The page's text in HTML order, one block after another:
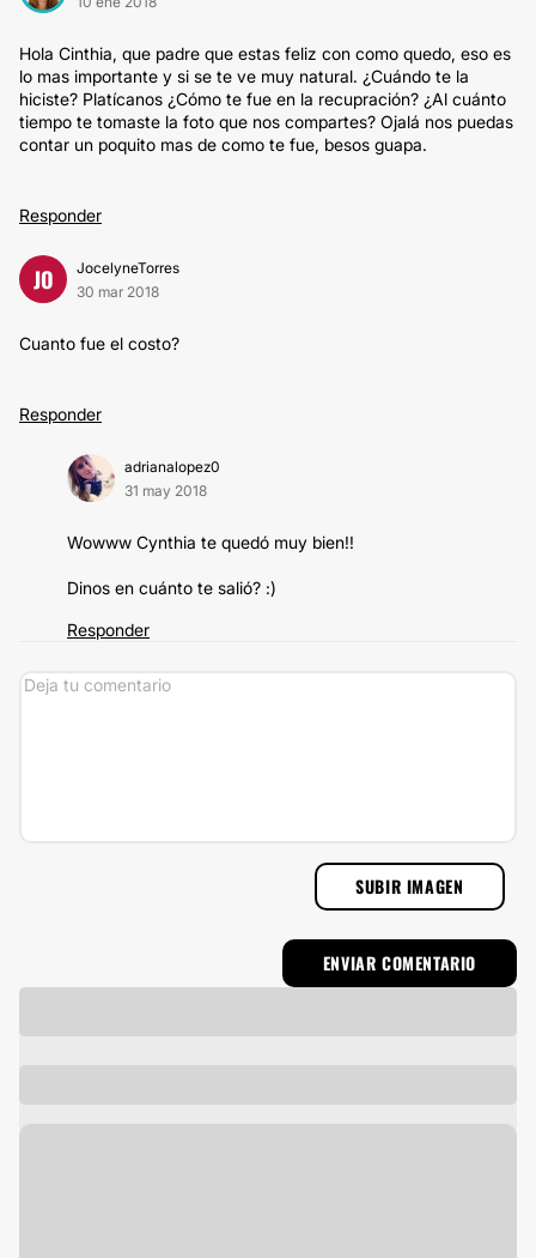
Hola Cinthia, que padre que estas feliz con como quedo, eso es
lo mas importante y si se te ve muy natural. ¿Cuándo te la
hiciste? Platícanos ¿Cómo te fue en la recupración? ¿Al cuánto
tiempo te tomaste la foto que nos compartes? Ojalá nos puedas
contar un poquito mas de como te fue, besos guapa.
Responder
JO
JocelyneTorres
30 mar 2018
Cuanto fue el costo?
Responder
adrianalopez0
31 may 2018
Wowww Cynthia te quedó muy bien!!
Dinos en cuánto te salió? :)
Responder
SUBIR IMAGEN